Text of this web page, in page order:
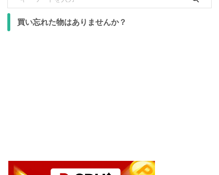
買い忘れた物はありませんか？